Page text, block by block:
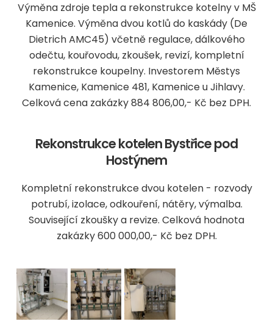
Výměna zdroje tepla a rekonstrukce kotelny v MŠ
Kamenice. Výměna dvou kotlů do kaskády (De
Dietrich AMC45) včetně regulace, dálkového
odečtu, kouřovodu, zkoušek, revizí, kompletní
rekonstrukce koupelny. Investorem Městys
Kamenice, Kamenice 481, Kamenice u Jihlavy.
Celková cena zakázky 884 806,00,- Kč bez DPH.
Rekonstrukce kotelen Bystřice pod
Hostýnem
Kompletní rekonstrukce dvou kotelen - rozvody
potrubí, izolace, odkouření, nátěry, výmalba.
Související zkoušky a revize. Celková hodnota
zakázky 600 000,00,- Kč bez DPH.